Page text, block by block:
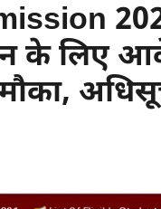
के लिए